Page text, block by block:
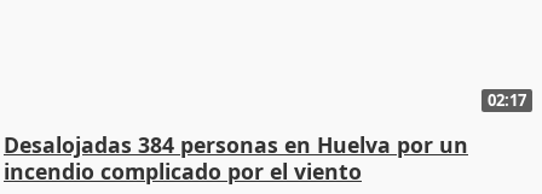
02:17
Desalojadas 384 personas en Huelva por un
incendio complicado por el viento